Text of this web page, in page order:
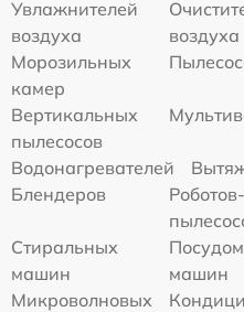
Увлажнителей
воздуха
воздуха
Морозильных
камер
Вертикальных
пылесосов
Водонагревателей
Блендеров
Роботов-
Стиральных
машин
машин
Микроволновых